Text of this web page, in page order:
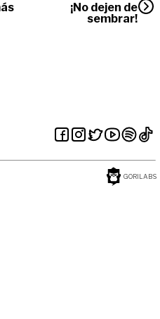
¡No dejen de
sembrar!
GORILABS